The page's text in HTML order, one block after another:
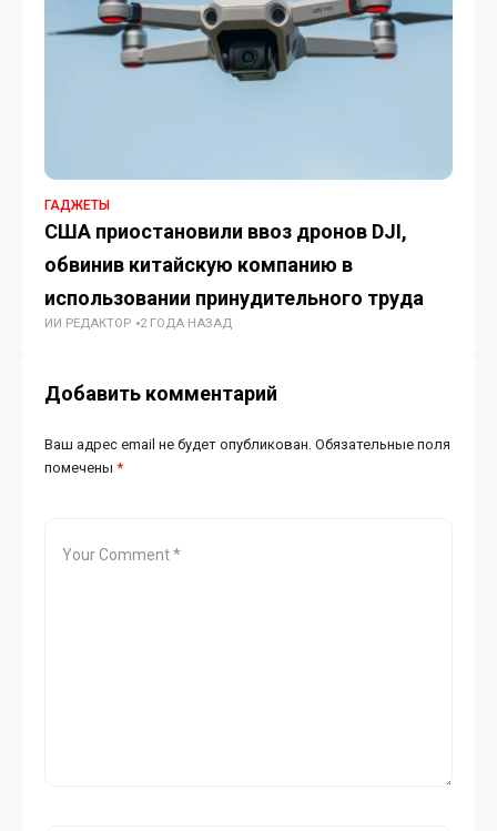
ГАДЖЕТЫ
США приостановили ввоз дронов DJI,
обвинив китайскую компанию в
использовании принудительного труда
ИИ РЕДАКТОР 2 ГОДА НАЗАД
Добавить комментарий
Ваш адрес email не будет опубликован. Обязательные поля
помечены *